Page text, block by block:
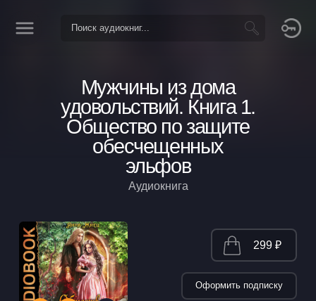
Мужчины из дома
удовольствий. Книга 1.
Общество по защите
обесчещенных
эльфов
Аудиокнига
299 ₽
Оформить подписку